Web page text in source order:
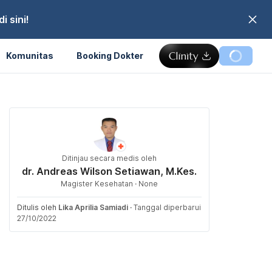
sini!
Komunitas Booking Dokter
Ditinjau secara medis oleh
dr. Andreas Wilson Setiawan, M.Kes.
Magister Kesehatan · None
Ditulis oleh Lika Aprilia Samiadi · Tanggal diperbarui
27/10/2022